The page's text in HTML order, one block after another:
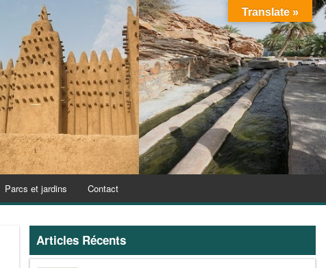
Parcs et jardins Contact
Articles Récents
Translate »